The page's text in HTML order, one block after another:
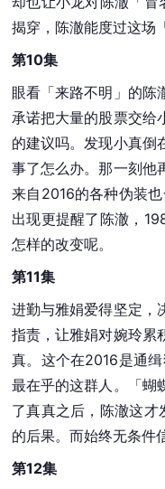
揭穿，陈澈能度过这场
第10集
眼看「来路不明」的陈
承诺把大量的股票交给
的建议吗。发现小真倒
事了怎么办。那一刻他
来自2016的各种伪装
出现更提醒了陈澈，
怎样的改变呢。
第11集
进勤与雅娟爱得坚定，
指责，让雅娟对婉玲累
真。这个在2016是通
最在乎的这群人。「蝴
了真真之后，陈澈这
的后果。而始终无条件
第12集